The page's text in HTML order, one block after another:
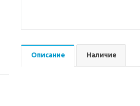
Описание Наличие